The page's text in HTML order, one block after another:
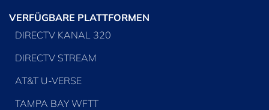
VERFÜGBARE PLATTFORMEN
DIRECTV KANAL 320
DIRECTV STREAM
AT&T U-VERSE
TAMPA BAY WFTT